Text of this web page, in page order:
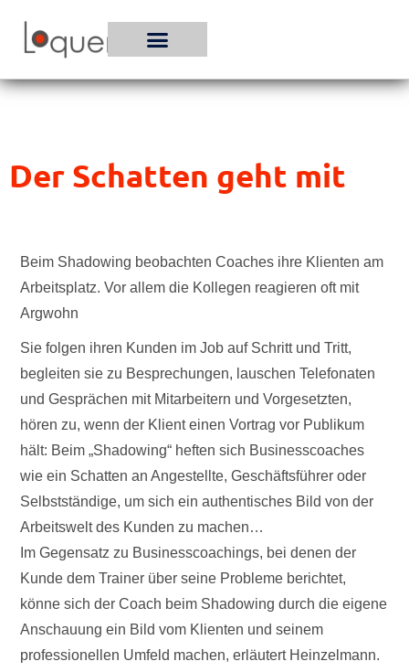
Inhalt
Der Schatten geht mit
Beim Shadowing beobachten Coaches ihre Klienten am
Arbeitsplatz. Vor allem die Kollegen reagieren oft mit
Argwohn
Sie folgen ihren Kunden im Job auf Schritt und Tritt,
begleiten sie zu Besprechungen, lauschen Telefonaten
und Gesprächen mit Mitarbeitern und Vorgesetzten,
hören zu, wenn der Klient einen Vortrag vor Publikum
hält: Beim „Shadowing“ heften sich Businesscoaches
wie ein Schatten an Angestellte, Geschäftsführer oder
Selbstständige, um sich ein authentisches Bild von der
Arbeitswelt des Kunden zu machen…
Im Gegensatz zu Businesscoachings, bei denen der
Kunde dem Trainer über seine Probleme berichtet,
könne sich der Coach beim Shadowing durch die eigene
Anschauung ein Bild vom Klienten und seinem
professionellen Umfeld machen, erläutert Heinzelmann.